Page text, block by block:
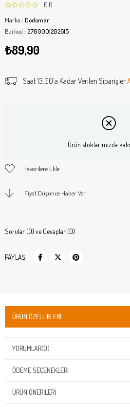
0.0
Marka : Dodomar
Barkod : 2700001202615
₺89,90
Saat 13.00'a Kadar Verilen Siparişler
Ürün stoklarımızda
Favorilere Ekle
Fiyat Düşünce Haber Ver
Sorular (0) ve Cevaplar (0)
PAYLAŞ
ÜRÜN ÖZELLIKLERI
YORUMLAR(0)
ÖDEME SEÇENEKLERI
ÜRÜN ÖNERILERI